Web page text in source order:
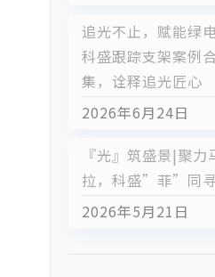
追光不止，赋能绿
科盛跟踪支架案例
集，诠释追光匠心
2026年6月24日
『光』筑盛景|聚力
拉，科盛”菲”同
2026年5月21日